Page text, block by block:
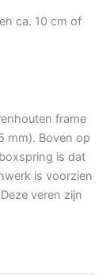
ca. 10 cm of
frame
mm). Boven op
is dat
is voorzien
veren zijn